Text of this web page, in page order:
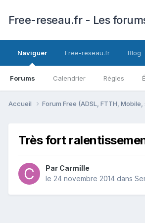
Free-reseau.fr - Les
Naviguer
Forums Calendrier Règles
Free-reseau.fr Blog
Accueil Forum Free (ADSL, FTTH, Mobile,
Très fort
Par Carmille
le 24 novembre 2014 dans